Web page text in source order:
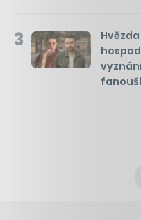
3